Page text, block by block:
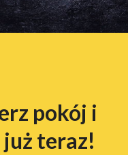
pokój i
teraz!